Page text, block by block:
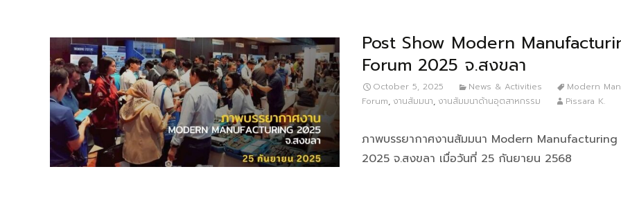
Post Show Modern
Forum 2025 จ.สงขลา
October 5, 2025 News & Activities
Modern
Forum, งานสัมมนา, งานสัมมนาด้านอุตสาหกรรม Pissara K.
ภาพบรรยากาศงานสัมมนา Modern Manufacturing
2025 จ.สงขลา เมื่อวันที่ 25 กันยายน 2568